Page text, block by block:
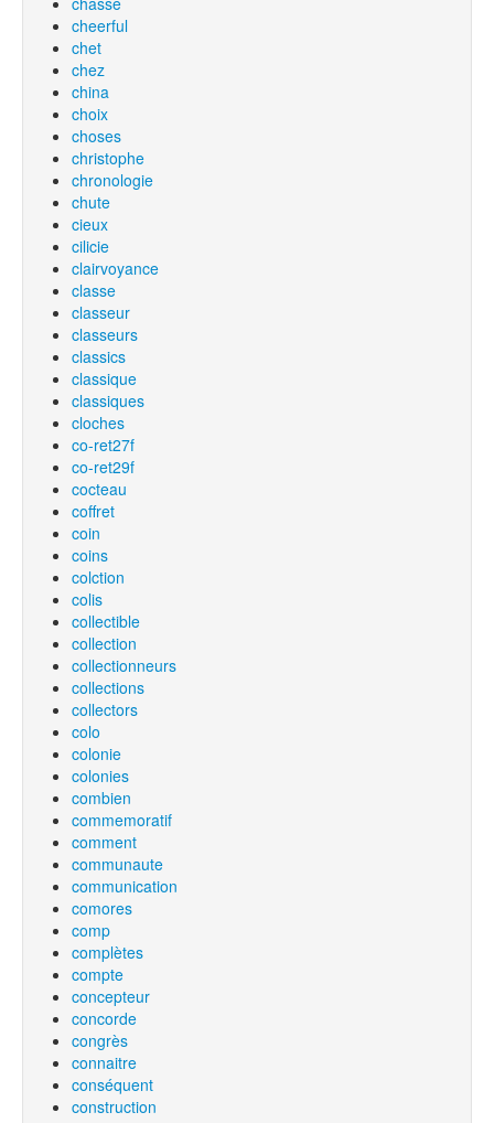
cheerful
chet
chez
china
choix
choses
christophe
chronologie
chute
cieux
cilicie
clairvoyance
classe
classeur
classeurs
classics
classique
classiques
cloches
co-ret27f
co-ret29f
cocteau
coffret
coin
coins
colction
colis
collectible
collection
collectionneurs
collections
collectors
colo
colonie
colonies
combien
commemoratif
comment
communaute
communication
comores
comp
complètes
compte
concepteur
concorde
congrès
connaitre
conséquent
construction